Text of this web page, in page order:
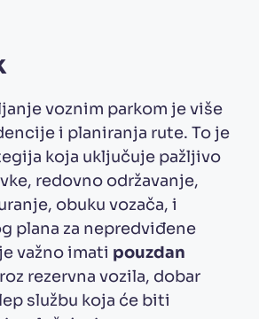
voznim parkom je više
i planiranja rute. To je
koja uključuje pažljivo
redovno održavanje,
obuku vozača, i
plana za nepredviđene
važno imati pouzdan
rezervna vozila, dobar
službu koja će biti